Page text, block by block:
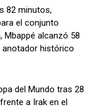
82 minutos,
el conjunto
alcanzó 58
histórico
del Mundo tras 28
a Irak en el